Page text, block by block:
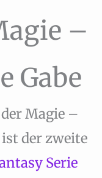
–
Gabe
Magie –
ist der zweite
Serie